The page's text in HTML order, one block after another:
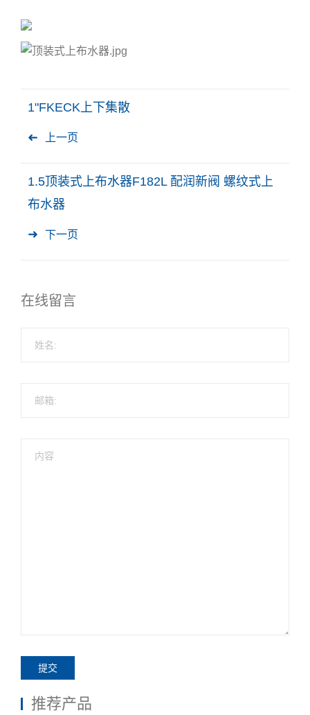
上一页
1"FKECK上下集散
下一页
1.5顶装式上布水器F182L 配润新阀 螺纹式上
布水器
在线留言
提交
推荐产品